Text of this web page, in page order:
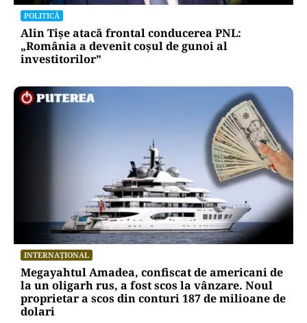
POLITICĂ
Alin Tișe atacă frontal conducerea PNL:
„România a devenit coșul de gunoi al
investitorilor”
INTERNAȚIONAL
Megayahtul Amadea, confiscat de americani de
la un oligarh rus, a fost scos la vânzare. Noul
proprietar a scos din conturi 187 de milioane de
dolari